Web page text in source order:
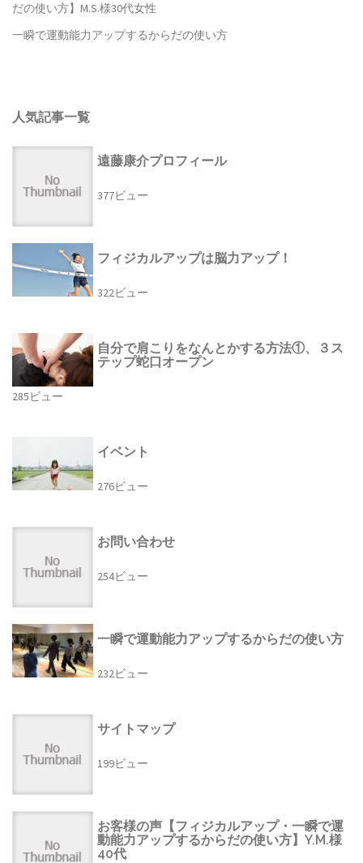
だの使い方】M.S.様30代女性
一瞬で運動能力アップするからだの使い方
人気記事一覧
遠藤康介プロフィール
377ビュー
フィジカルアップは脳力アップ！
322ビュー
自分で肩こりをなんとかする方法①、３ス
テップ蛇口オープン
285ビュー
イベント
276ビュー
お問い合わせ
254ビュー
一瞬で運動能力アップするからだの使い方
232ビュー
サイトマップ
199ビュー
お客様の声【フィジカルアップ・一瞬で運
動能力アップするからだの使い方】Y.M.様
40代